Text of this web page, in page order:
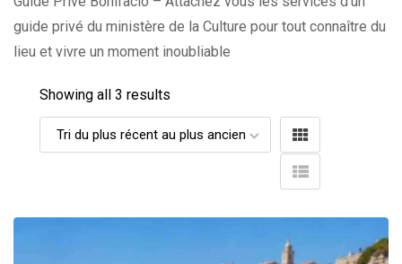
guide privé du ministère de la Culture pour tout connaître du
lieu et vivre un moment inoubliable
Showing all 3 results